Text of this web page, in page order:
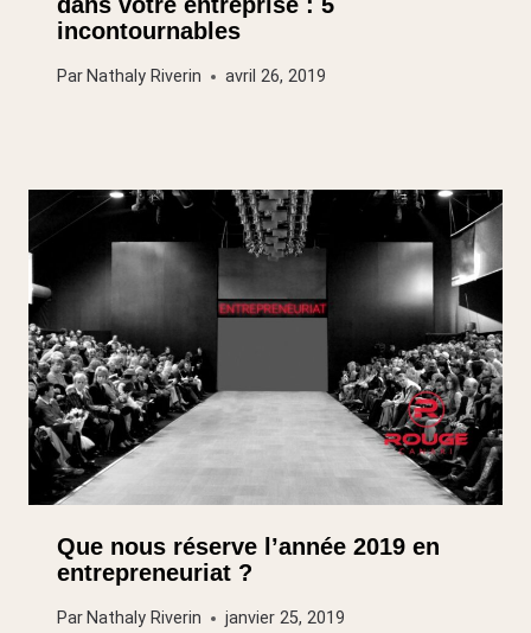
incontournables
Par Nathaly Riverin avril 26, 2019
Que nous réserve l’année 2019 en
entrepreneuriat ?
Par Nathaly Riverin janvier 25, 2019